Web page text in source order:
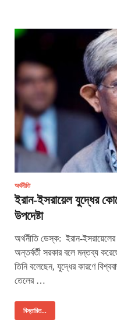
অর্থনীতি
ইরান-ইসরায়েল যুদ্ধের
উপদেষ্টা
অর্থনীতি ডেস্ক: ইরান-ইসরায়েলের
অন্তর্বর্তী সরকার বলে মন্তব্য
তিনি বলেছেন, যুদ্ধের কারণে
তেলের …
বিস্তারিত...